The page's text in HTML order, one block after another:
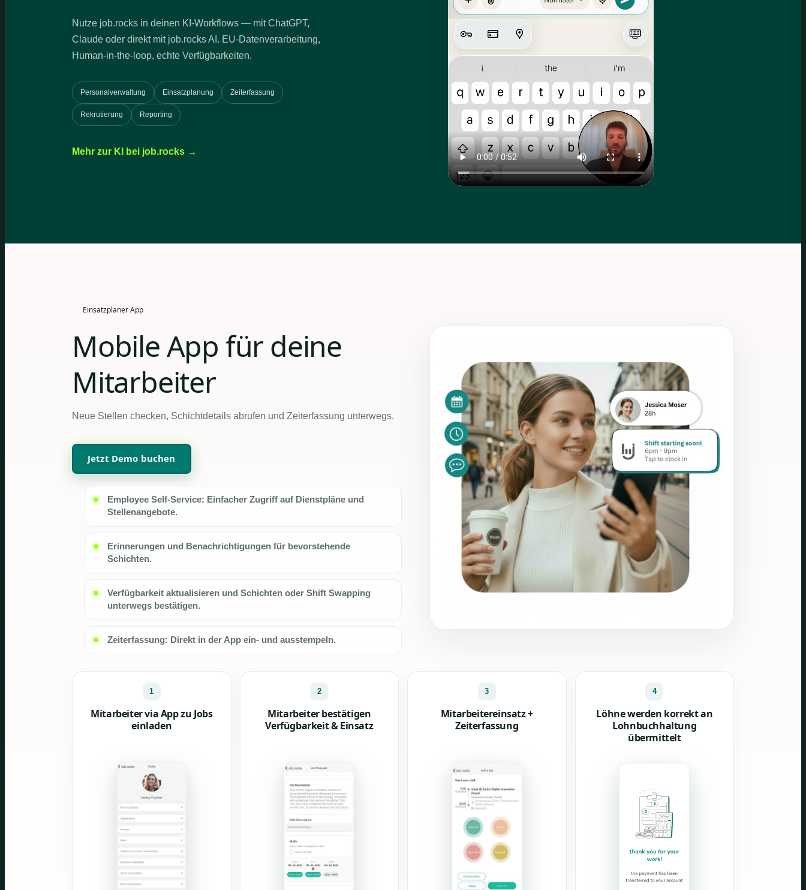
Nutze job.rocks in deinen KI-Workflows — mit ChatGPT,
Claude oder direkt mit job.rocks AI. EU-Datenverarbeitung,
Human-in-the-loop, echte Verfügbarkeiten.
Personalverwaltung Einsatzplanung Zeiterfassung
Rekrutierung Reporting
Mehr zur KI bei job.rocks →
Einsatzplaner App
Mobile App für deine
Mitarbeiter
Neue Stellen checken, Schichtdetails abrufen und Zeiterfassung unterwegs.
Jetzt Demo buchen
Employee Self-Service: Einfacher Zugriff auf Dienstpläne und
Stellenangebote.
Erinnerungen und Benachrichtigungen für bevorstehende
Schichten.
Verfügbarkeit aktualisieren und Schichten oder Shift Swapping
unterwegs bestätigen.
Zeiterfassung: Direkt in der App ein- und ausstempeln.
1
Mitarbeiter via App zu Jobs
einladen
2
Mitarbeiter bestätigen
Verfügbarkeit & Einsatz
3
Mitarbeitereinsatz +
Zeiterfassung
4
Löhne werden korrekt an
Lohnbuchhaltung
übermittelt